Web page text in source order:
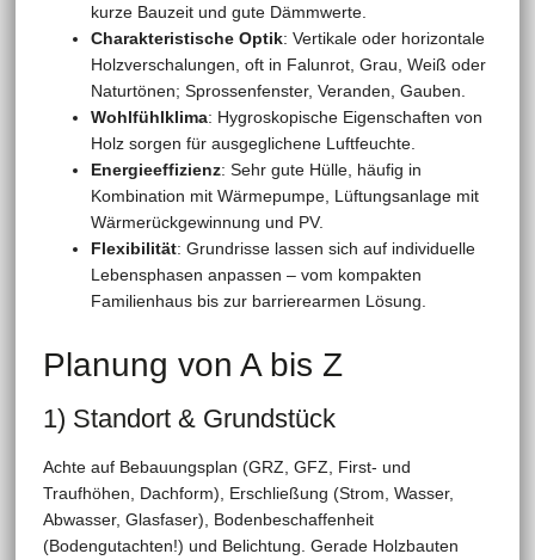
kurze Bauzeit und gute Dämmwerte.
Charakteristische Optik: Vertikale oder horizontale
Holzverschalungen, oft in Falunrot, Grau, Weiß oder
Naturtönen; Sprossenfenster, Veranden, Gauben.
Wohlfühlklima: Hygroskopische Eigenschaften von
Holz sorgen für ausgeglichene Luftfeuchte.
Energieeffizienz: Sehr gute Hülle, häufig in
Kombination mit Wärmepumpe, Lüftungsanlage mit
Wärmerückgewinnung und PV.
Flexibilität: Grundrisse lassen sich auf individuelle
Lebensphasen anpassen – vom kompakten
Familienhaus bis zur barrierearmen Lösung.
Planung von A bis Z
1) Standort & Grundstück
Achte auf Bebauungsplan (GRZ, GFZ, First- und
Traufhöhen, Dachform), Erschließung (Strom, Wasser,
Abwasser, Glasfaser), Bodenbeschaffenheit
(Bodengutachten!) und Belichtung. Gerade Holzbauten